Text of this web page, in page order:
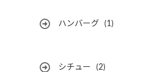
ハンバーグ (1)
シチュー (2)